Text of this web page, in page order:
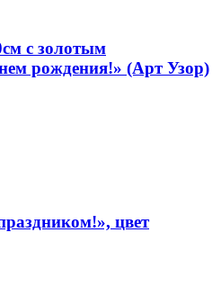
с золотым
рождения!» (Арт Узор)
цвет